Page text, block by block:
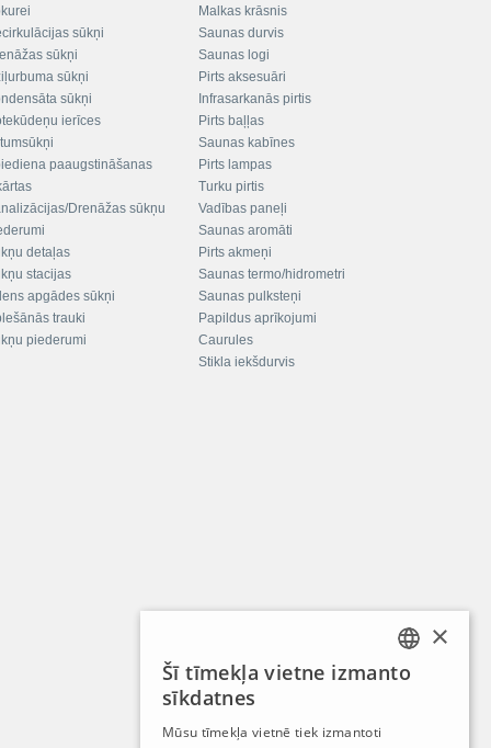
sūkņi
sūkņi
sūkņi
sūkņi
ierīces
paaugstināšanas
Drenāžas sūkņu
detaļas
stacijas
apgādes sūkņi
trauki
piederumi
Malkas krāsnis
Saunas durvis
Saunas logi
Pirts aksesuāri
Infrasarkanās pirtis
Pirts baļļas
Saunas kabīnes
Pirts lampas
Turku pirtis
Vadības paneļi
Saunas aromāti
Pirts akmeņi
Saunas termo/hidrometri
Saunas pulksteņi
Papildus aprīkojumi
Caurules
Stikla iekšdurvis
LATVIAN
×
Šī tīmekļa vietne izmanto
sīkdatnes
Mūsu tīmekļa vietnē tiek izmantoti